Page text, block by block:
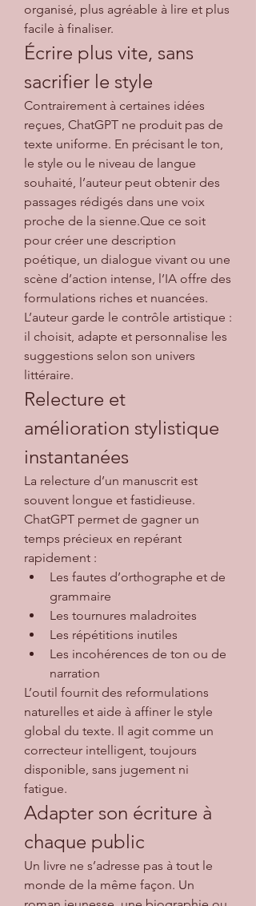
organisé, plus agréable à lire et plus
facile à finaliser.
Écrire plus vite, sans
sacrifier le style
Contrairement à certaines idées
reçues, ChatGPT ne produit pas de
texte uniforme. En précisant le ton,
le style ou le niveau de langue
souhaité, l’auteur peut obtenir des
passages rédigés dans une voix
proche de la sienne.Que ce soit
pour créer une description
poétique, un dialogue vivant ou une
scène d’action intense, l’IA offre des
formulations riches et nuancées.
L’auteur garde le contrôle artistique :
il choisit, adapte et personnalise les
suggestions selon son univers
littéraire.
Relecture et
amélioration stylistique
instantanées
La relecture d’un manuscrit est
souvent longue et fastidieuse.
ChatGPT permet de gagner un
temps précieux en repérant
rapidement :
Les fautes d’orthographe et de
grammaire
Les tournures maladroites
Les répétitions inutiles
Les incohérences de ton ou de
narration
L’outil fournit des reformulations
naturelles et aide à affiner le style
global du texte. Il agit comme un
correcteur intelligent, toujours
disponible, sans jugement ni
fatigue.
Adapter son écriture à
chaque public
Un livre ne s’adresse pas à tout le
monde de la même façon. Un